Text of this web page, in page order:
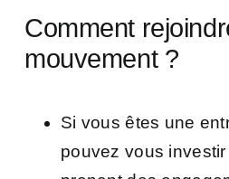
Comment
mouvement ?
Si vous êtes une
pouvez vous